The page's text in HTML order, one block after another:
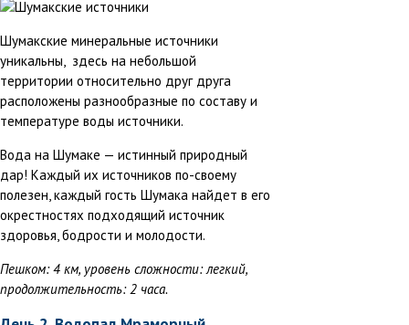
Шумакские минеральные источники
уникальны, здесь на небольшой
территории относительно друг друга
расположены разнообразные по составу и
температуре воды источники.
Вода на Шумаке — истинный природный
дар! Каждый их источников по-своему
полезен, каждый гость Шумака найдет в его
окрестностях подходящий источник
здоровья, бодрости и молодости.
Пешком: 4 км, уровень сложности: легкий,
продолжительность: 2 часа.